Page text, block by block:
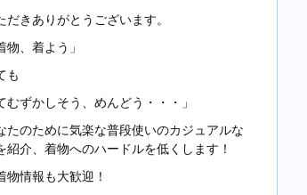
だきありがとうございます。
物、着よう」
も
むずかしそう、めんどう・・・」
たのために気楽な普段使いのカジュアルな
紹介、着物へのハードルを低くします！
物情報も大歓迎！